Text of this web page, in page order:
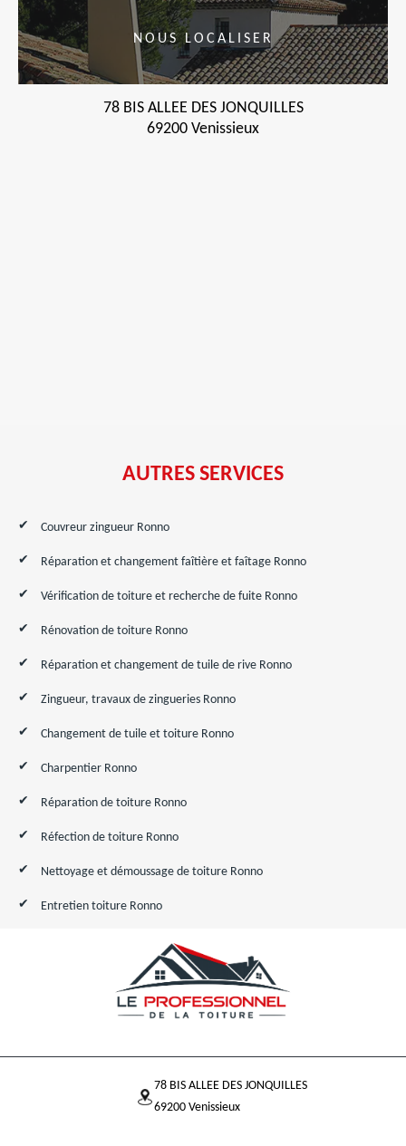
NOUS LOCALISER
78 BIS ALLEE DES JONQUILLES
69200 Venissieux
AUTRES SERVICES
Couvreur zingueur Ronno
Réparation et changement faîtière et faîtage Ronno
Vérification de toiture et recherche de fuite Ronno
Rénovation de toiture Ronno
Réparation et changement de tuile de rive Ronno
Zingueur, travaux de zingueries Ronno
Changement de tuile et toiture Ronno
Charpentier Ronno
Réparation de toiture Ronno
Réfection de toiture Ronno
Nettoyage et démoussage de toiture Ronno
Entretien toiture Ronno
78 BIS ALLEE DES JONQUILLES
69200 Venissieux